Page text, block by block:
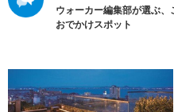
ウォーカー編集部が選ぶ、
おでかけスポット